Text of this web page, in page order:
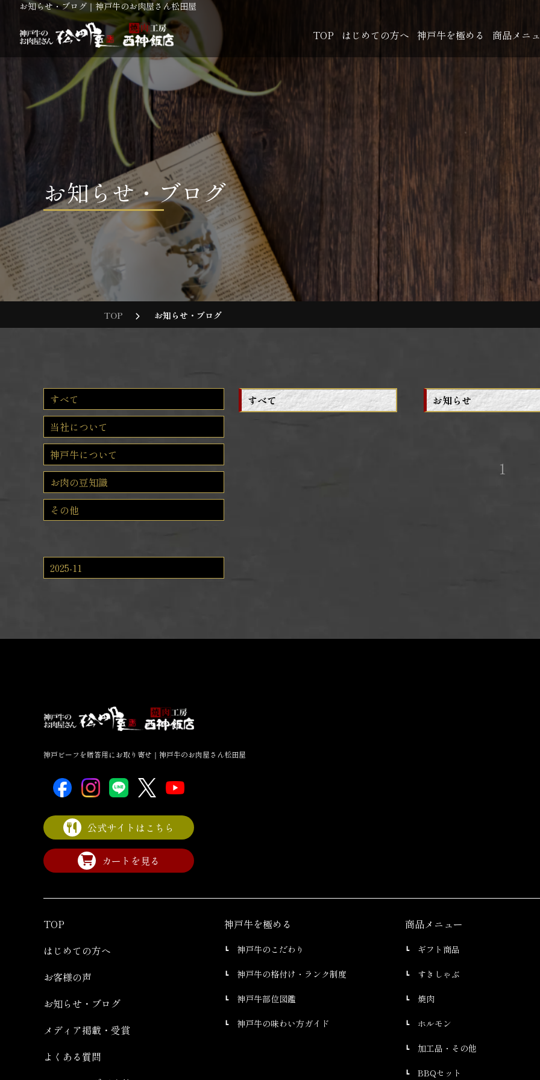
お知らせ・ブログ｜神戸牛のお肉屋さん松田屋
TOP はじめての方へ 神戸牛を極める 商品メニ
お知らせ・ブログ
TOP お知らせ・ブログ
すべて お知らせ
1
すべて
当社について
神戸牛について
お肉の豆知識
その他
2025-11
神戸ビーフを贈答用にお取り寄せ｜神戸牛のお肉屋さん松田屋
公式サイトはこちら
カートを見る
TOP
はじめての方へ
お客様の声
お知らせ・ブログ
メディア掲載・受賞
よくある質問
神戸牛を極める
神戸牛のこだわり
神戸牛の格付け・ランク制度
神戸牛部位図鑑
神戸牛の味わい方ガイド
商品メニュー
ギフト商品
すきしゃぶ
焼肉
ホルモン
加工品・その他
BBQセット